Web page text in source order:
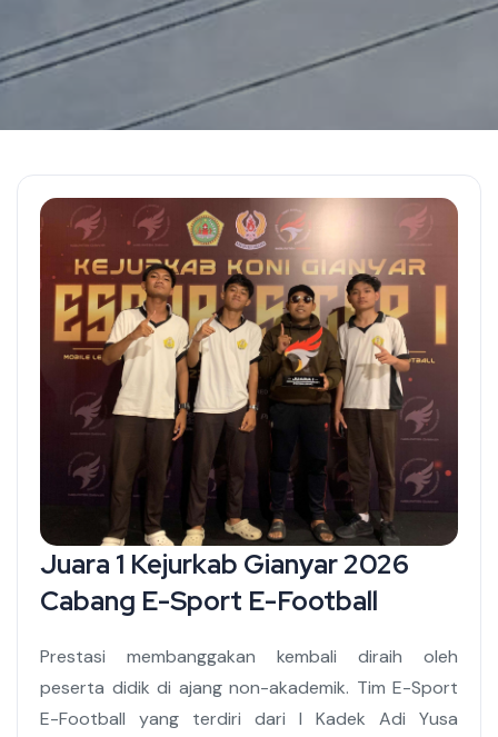
Juara 1 Kejurkab Gianyar 2026
Cabang E-Sport E-Football
Prestasi membanggakan kembali diraih oleh
peserta didik di ajang non-akademik. Tim E-Sport
E-Football yang terdiri dari I Kadek Adi Yusa